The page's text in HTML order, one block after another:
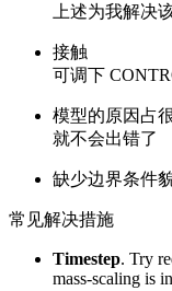
上述为我解决
接触
可调下
模型的原因占
就不会出错了
缺少边界条件
常见解决措施
Timestep. Try
mass-scaling is